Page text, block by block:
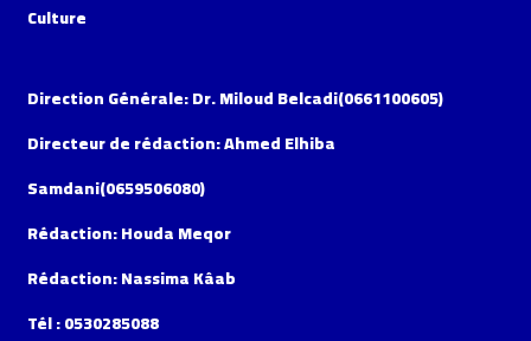
Culture
Direction Générale: Dr. Miloud Belcadi(0661100605)
Directeur de rédaction: Ahmed Elhiba
Samdani(0659506080)
Rédaction: Houda Meqor
Rédaction: Nassima Kâab
Tél : 0530285088